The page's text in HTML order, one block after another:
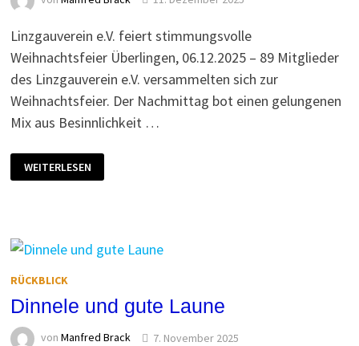
Linzgauverein e.V. feiert stimmungsvolle
Weihnachtsfeier Überlingen, 06.12.2025 – 89 Mitglieder
des Linzgauverein e.V. versammelten sich zur
Weihnachtsfeier. Der Nachmittag bot einen gelungenen
Mix aus Besinnlichkeit …
WEIHNACHTSFEIER
WEITERLESEN
RÜCKBLICK
Dinnele und gute Laune
von Manfred Brack 7. November 2025